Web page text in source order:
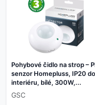
Pohybové čidlo na strop –
senzor Homepluss, IP20 do
interiéru, bílé, 300W,...
GSC